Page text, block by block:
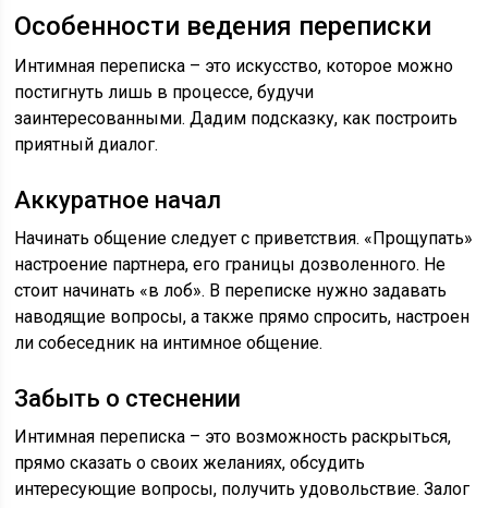
Особенности ведения переписки
Интимная переписка – это искусство, которое можно
постигнуть лишь в процессе, будучи
заинтересованными. Дадим подсказку, как построить
приятный диалог.
Аккуратное начал
Начинать общение следует с приветствия. «Прощупать»
настроение партнера, его границы дозволенного. Не
стоит начинать «в лоб». В переписке нужно задавать
наводящие вопросы, а также прямо спросить, настроен
ли собеседник на интимное общение.
Забыть о стеснении
Интимная переписка – это возможность раскрыться,
прямо сказать о своих желаниях, обсудить
интересующие вопросы, получить удовольствие. Залог